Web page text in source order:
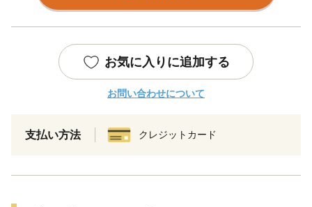
お気に入りに追加する
お問い合わせについて
支払い方法 クレジットカード